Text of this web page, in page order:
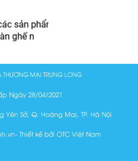
THƯƠNG MẠI TRUNG LONG
Ngày 28/04/2021
Yên Sở, Q. Hoàng Mai, TP. Hà Nội
Thiết kế bởi OTC Việt Nam